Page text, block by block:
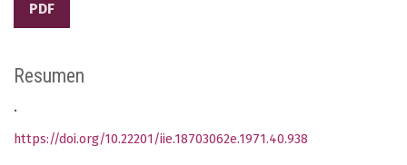
PDF
Resumen
.
https://doi.org/10.22201/iie.18703062e.1971.40.938